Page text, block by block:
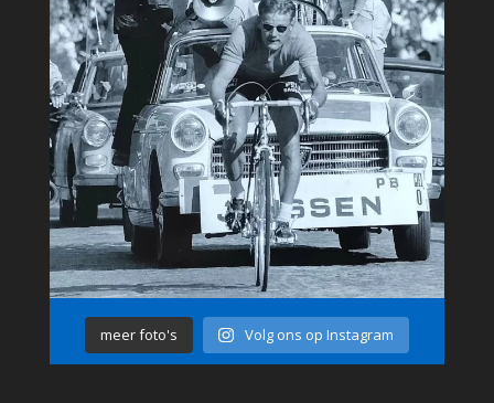
meer foto's Volg ons op Instagram